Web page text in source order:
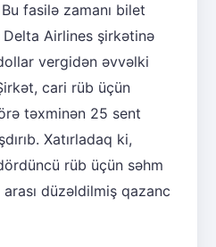
fasilə zamanı bilet
Airlines şirkətinə
vergidən əvvəlki
cari rüb üçün
təxminən 25 sent
Xatırladaq ki,
rüb üçün səhm
arası düzəldilmiş qazanc